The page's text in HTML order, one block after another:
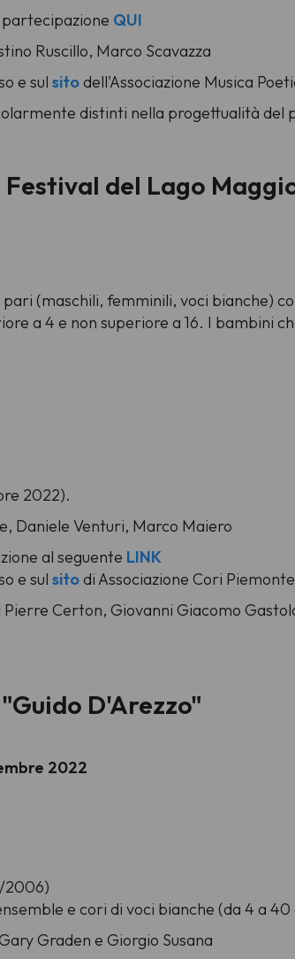
QUI
Ruscillo, Marco Scavazza
e sul sitodell'Associazione Musica
distinti nella progettualità del
Festival del Lago
(maschili, femminili, voci bianche)
a 4 e non superiore a 16. I bambini
2022).
Daniele Venturi, Marco Maiero
al seguente LINK
e sul sitodi Associazione Cori
Pierre Certon, Giovanni Giacomo
D'Arezzo"
2022
2006)
e cori di voci bianche (da 4 a
Graden e Giorgio Susana